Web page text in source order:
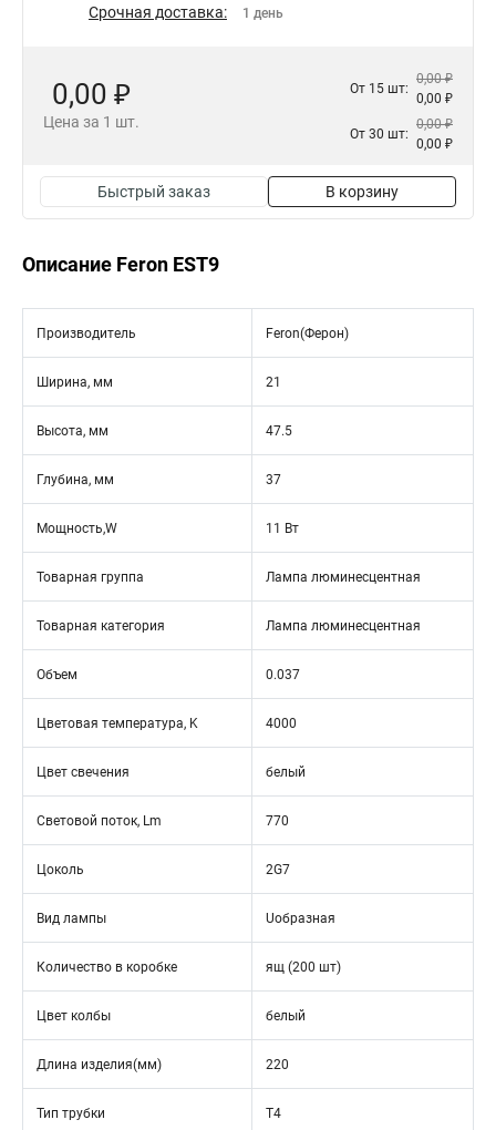
Срочная доставка: 1 день
0,00 ₽
Цена за 1 шт.
От 15 шт:
0,00 ₽
0,00 ₽
От 30 шт:
0,00 ₽
0,00 ₽
Быстрый заказ В корзину
Описание Feron EST9
Производитель Feron(Ферон)
Ширина, мм 21
Высота, мм 47.5
Глубина, мм 37
Мощность,W 11 Вт
Товарная группа Лампа люминесцентная
Товарная категория Лампа люминесцентная
Объем 0.037
Цветовая температура, K 4000
Цвет свечения белый
Световой поток, Lm 770
Цоколь 2G7
Вид лампы Uобразная
Количество в коробке ящ (200 шт)
Цвет колбы белый
Длина изделия(мм) 220
Тип трубки T4